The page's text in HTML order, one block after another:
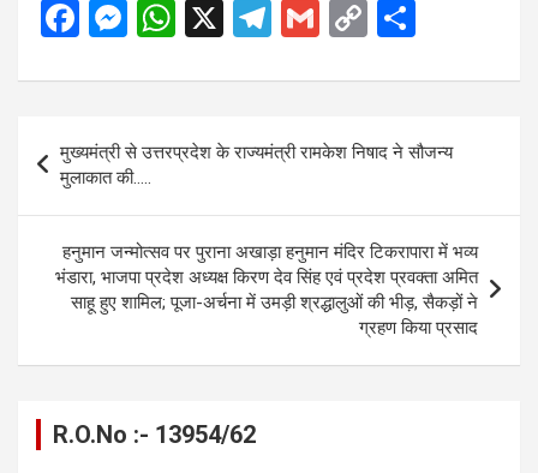
F
ce
b
o
o
k
M
se
n
g
er
W
at
s
A
p
p
X
T
e
gr
a
m
G
ail
C
py
Li
n
k
ar
e
navigation
मुख्यमंत्री से उत्तरप्रदेश के राज्यमंत्री रामकेश निषाद ने सौजन्य
मुलाकात की…..
हनुमान जन्मोत्सव पर पुराना अखाड़ा हनुमान मंदिर टिकरापारा में भव्य
भंडारा, भाजपा प्रदेश अध्यक्ष किरण देव सिंह एवं प्रदेश प्रवक्ता अमित
साहू हुए शामिल; पूजा-अर्चना में उमड़ी श्रद्धालुओं की भीड़, सैकड़ों ने
ग्रहण किया प्रसाद
R.O.No :- 13954/62